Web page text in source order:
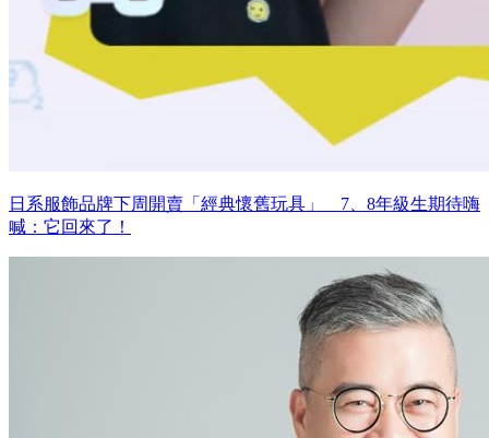
日系服飾品牌下周開賣「經典懷舊玩具」 7、8年級生期待嗨
喊：它回來了！